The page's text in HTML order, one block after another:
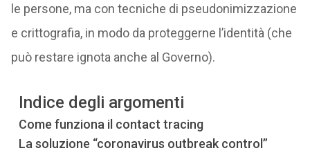
le persone, ma con tecniche di pseudonimizzazione
e crittografia, in modo da proteggerne l’identità (che
può restare ignota anche al Governo).
Indice degli argomenti
Come funziona il contact tracing
La soluzione “coronavirus outbreak control”